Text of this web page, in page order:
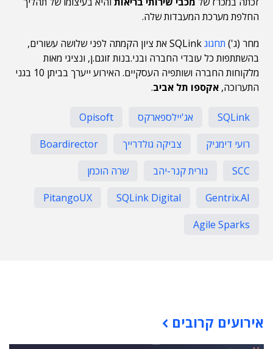
החלפת מערכת המעבדות שלה.
מחר (ג') תחגוג
SQLink את ציון הקמתה לפני שלושה עשורים,
בהשתתפות כל עובדי החברה ובני.בנות זוגם.ן, ונציגי מאות
מלקוחות החברה ושותפיה העסקיים. האירוע ייערך בביתן 10 בגני
התערוכה, אקספו תל אביב.
SQLink אג'יילספארקס
Opisoft
רועי דימניק
צביקה גולדרייך
Boardirector
SCC
נורית קנר-יהב
שרה הוכמן
Gentrix.AI
SQLink Digital
PitangoUX
Agile Sparks
אירועים קרובים